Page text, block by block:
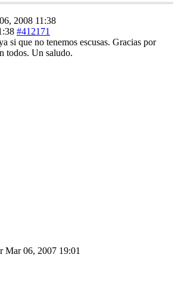
2008 11:38
#412171
si que no tenemos escusas. Gracias por
todos. Un saludo.
Mar 06, 2007 19:01